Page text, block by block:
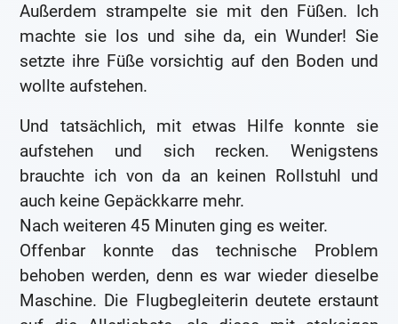
Außerdem strampelte sie mit den Füßen. Ich
machte sie los und sihe da, ein Wunder! Sie
setzte ihre Füße vorsichtig auf den Boden und
wollte aufstehen.
Und tatsächlich, mit etwas Hilfe konnte sie
aufstehen und sich recken. Wenigstens
brauchte ich von da an keinen Rollstuhl und
auch keine Gepäckkarre mehr.
Nach weiteren 45 Minuten ging es weiter.
Offenbar konnte das technische Problem
behoben werden, denn es war wieder dieselbe
Maschine. Die Flugbegleiterin deutete erstaunt